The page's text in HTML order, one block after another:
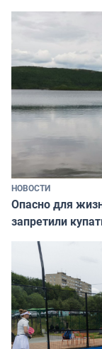
НОВОСТИ
Опасно для
запретили